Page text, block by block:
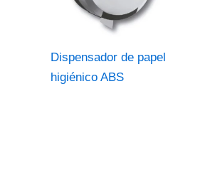
Dispensador de papel
higiénico ABS